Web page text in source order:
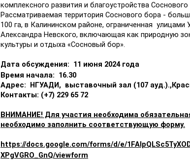
комплексного развития и благоустройства Соснового
Рассматриваемая территория Соснового бора -
100 га, в Калининском районе, ограниченная улицами
Александра Невского, включающая как природную
культуры и отдыха «Сосновый бор».
Дата обсуждения: 11 июня 2024 года
Время начала: 16.30
Адрес: НГУАДИ, выставочный зал (107
Контакты: (+7) 229 65 72
ВНИМАНИЕ! Для участия необходима
необходимо заполнить соответствующую форму.​
https://docs.google.com/forms/d/e/
XPgVGRO_GnQ/viewform